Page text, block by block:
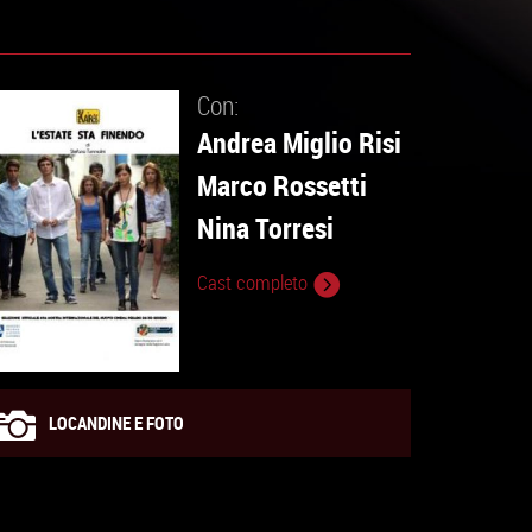
Con:
Andrea Miglio Risi
Marco Rossetti
Nina Torresi
Cast completo
LOCANDINE E FOTO